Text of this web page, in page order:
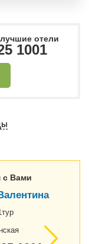
отели
1001
с Вами